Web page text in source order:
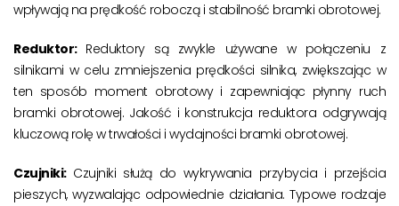
wpływają na prędkość roboczą i stabilność bramki obrotowej.
Reduktor: Reduktory są zwykle używane w połączeniu z
silnikami w celu zmniejszenia prędkości silnika, zwiększając w
ten sposób moment obrotowy i zapewniając płynny ruch
bramki obrotowej. Jakość i konstrukcja reduktora odgrywają
kluczową rolę w trwałości i wydajności bramki obrotowej.
Czujniki:Czujniki służą do wykrywania przybycia i przejścia
pieszych, wyzwalając odpowiednie działania. Typowe rodzaje